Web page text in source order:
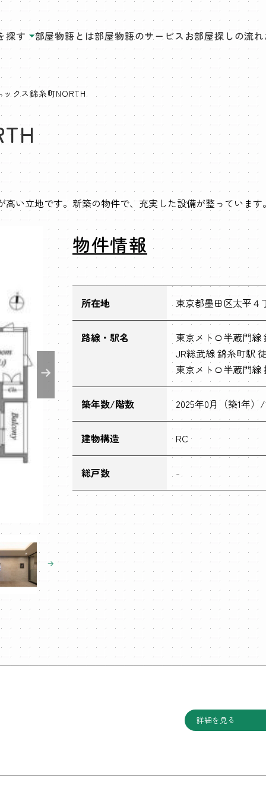
探す 部屋物語とは部屋物語のサービス お部屋探しの流れ
ックス錦糸町NORTH
い立地です。新築の物件で、充実した設備が整っています
物件情報
所在地 東京都墨田区太平４
路線・駅名
東京メトロ半蔵門線
JR総武線 錦糸町駅
東京メトロ半蔵門線
築年数/階数 2025年0月（築1年）
建物構造 RC
総戸数 -
詳細を見る